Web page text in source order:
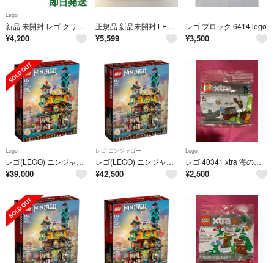
Lego
新品 未開封 レゴ クリスマス キャロル 限定 非売品 40410
¥4,200
正規品 新品未開封 LEGO レゴ レゴムービー２ 70841 ベニーの宇宙スクワッド 廃盤品 CP-223 ※ミニフィグ レニー ジェニー ケニー 宇宙飛行士 ピンク イエロー ホワイト ブルー 372
¥5,599
レゴ ブロック 6414 lego
¥3,500
Lego
レゴ(LEGO) ニンジャゴーシティ・ガーデン 71741
¥39,000
レゴ ニンジャゴー
レゴ(LEGO) ニンジャゴー ニンジャゴーシティ・ガーデン 71741
¥42,500
Lego
レゴ 40341 xtra 海のアクセサリーセット エクストラパック 廃盤品
¥2,500